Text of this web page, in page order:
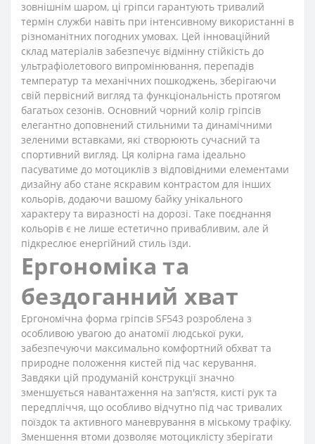
зовнішнім шаром, ці гріпси гарантують тривалий
термін служби навіть при інтенсивному використанні в
різноманітних погодних умовах. Цей інноваційний
склад матеріалів забезпечує відмінну стійкість до
ультрафіолетового випромінювання, перепадів
температур та механічних пошкоджень, зберігаючи
свій первісний вигляд та функціональність протягом
багатьох сезонів. Основний чорний колір гріпсів
елегантно доповнений стильними та динамічними
зеленими вставками, які створюють сучасний та
спортивний вигляд. Ця колірна гама ідеально
пасуватиме до мотоциклів з відповідними елементами
дизайну або стане яскравим контрастом для інших
кольорів, додаючи вашому байку унікального
характеру та виразності на дорозі. Таке поєднання
кольорів є не лише естетично привабливим, але й
підкреслює енергійний стиль їзди.
Ергономіка та
бездоганний хват
Ергономічна форма гріпсів SF543 розроблена з
особливою увагою до анатомії людської руки,
забезпечуючи максимально комфортний обхват та
природне положення кистей під час керування.
Завдяки цій продуманій конструкції значно
зменшується навантаження на зап'ястя, кисті рук та
передпліччя, що особливо відчутно під час тривалих
поїздок та активного маневрування в міському трафіку.
Зменшення втоми дозволяє мотоциклісту зберігати